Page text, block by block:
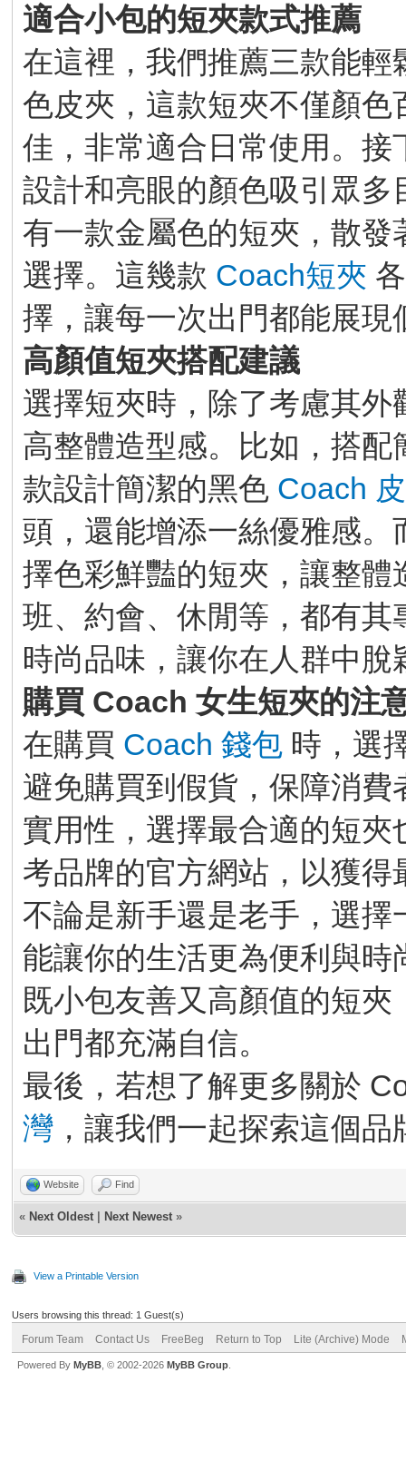
適合小包的短夾款式推薦
在這裡，我們推薦三款能
色皮夾，這款短夾不僅顏
佳，非常適合日常使用。
設計和亮眼的顏色吸引眾
有一款金屬色的短夾，散
選擇。這幾款 Coach短夾
擇，讓每一次出門都能展現
高顏值短夾搭配建議
選擇短夾時，除了考慮其
高整體造型感。比如，搭
款設計簡潔的黑色 Coach
頭，還能增添一絲優雅感
擇色彩鮮豔的短夾，讓整
班、約會、休閒等，都有
時尚品味，讓你在人群中脫
購買 Coach 女生短夾的注
在購買 Coach 錢包 時，選
避免購買到假貨，保障消
實用性，選擇最合適的短
考品牌的官方網站，以獲
不論是新手還是老手，選
能讓你的生活更為便利與
既小包友善又高顏值的短
出門都充滿自信。
最後，若想了解更多關於
灣 ，讓我們一起探索這個
Website Find
« Next Oldest Next Newest »
View a Printable Version
Users browsing this thread: 1 Guest(s)
Forum Team Contact Us FreeBeg Return to Top Lite (Archive) Mode
Powered By MyBB , © 2002-2026 MyBB Group